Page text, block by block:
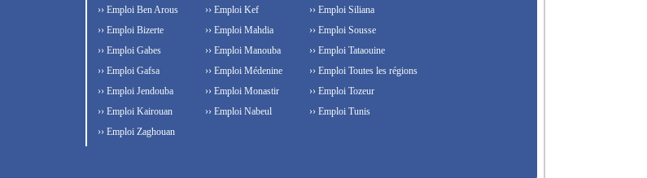
›› Emploi Ben Arous
›› Emploi Bizerte
›› Emploi Gabes
›› Emploi Gafsa
›› Emploi Jendouba
›› Emploi Kairouan
›› Emploi Kef
›› Emploi Mahdia
›› Emploi Manouba
›› Emploi Médenine
›› Emploi Monastir
›› Emploi Nabeul
›› Emploi Siliana
›› Emploi Sousse
›› Emploi Tataouine
›› Emploi Toutes les régions
›› Emploi Tozeur
›› Emploi Tunis
›› Emploi Zaghouan